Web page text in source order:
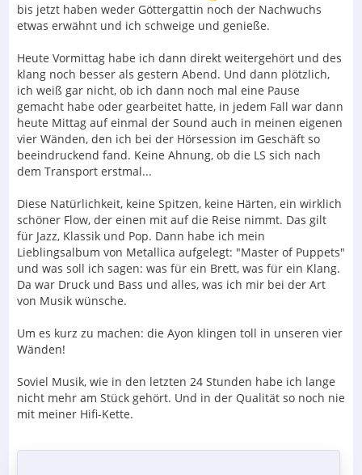
bis jetzt haben weder Göttergattin noch der Nachwuchs
etwas erwähnt und ich schweige und genieße.
Heute Vormittag habe ich dann direkt weitergehört und des
klang noch besser als gestern Abend. Und dann plötzlich,
ich weiß gar nicht, ob ich dann noch mal eine Pause
gemacht habe oder gearbeitet hatte, in jedem Fall war dann
heute Mittag auf einmal der Sound auch in meinen eigenen
vier Wänden, den ich bei der Hörsession im Geschäft so
beeindruckend fand. Keine Ahnung, ob die LS sich nach
dem Transport erstmal...
Diese Natürlichkeit, keine Spitzen, keine Härten, ein wirklich
schöner Flow, der einen mit auf die Reise nimmt. Das gilt
für Jazz, Klassik und Pop. Dann habe ich mein
Lieblingsalbum von Metallica aufgelegt: "Master of Puppets"
und was soll ich sagen: was für ein Brett, was für ein Klang.
Da war Druck und Bass und alles, was ich mir bei der Art
von Musik wünsche.
Um es kurz zu machen: die Ayon klingen toll in unseren vier
Wänden!
Soviel Musik, wie in den letzten 24 Stunden habe ich lange
nicht mehr am Stück gehört. Und in der Qualität so noch nie
mit meiner Hifi-Kette.